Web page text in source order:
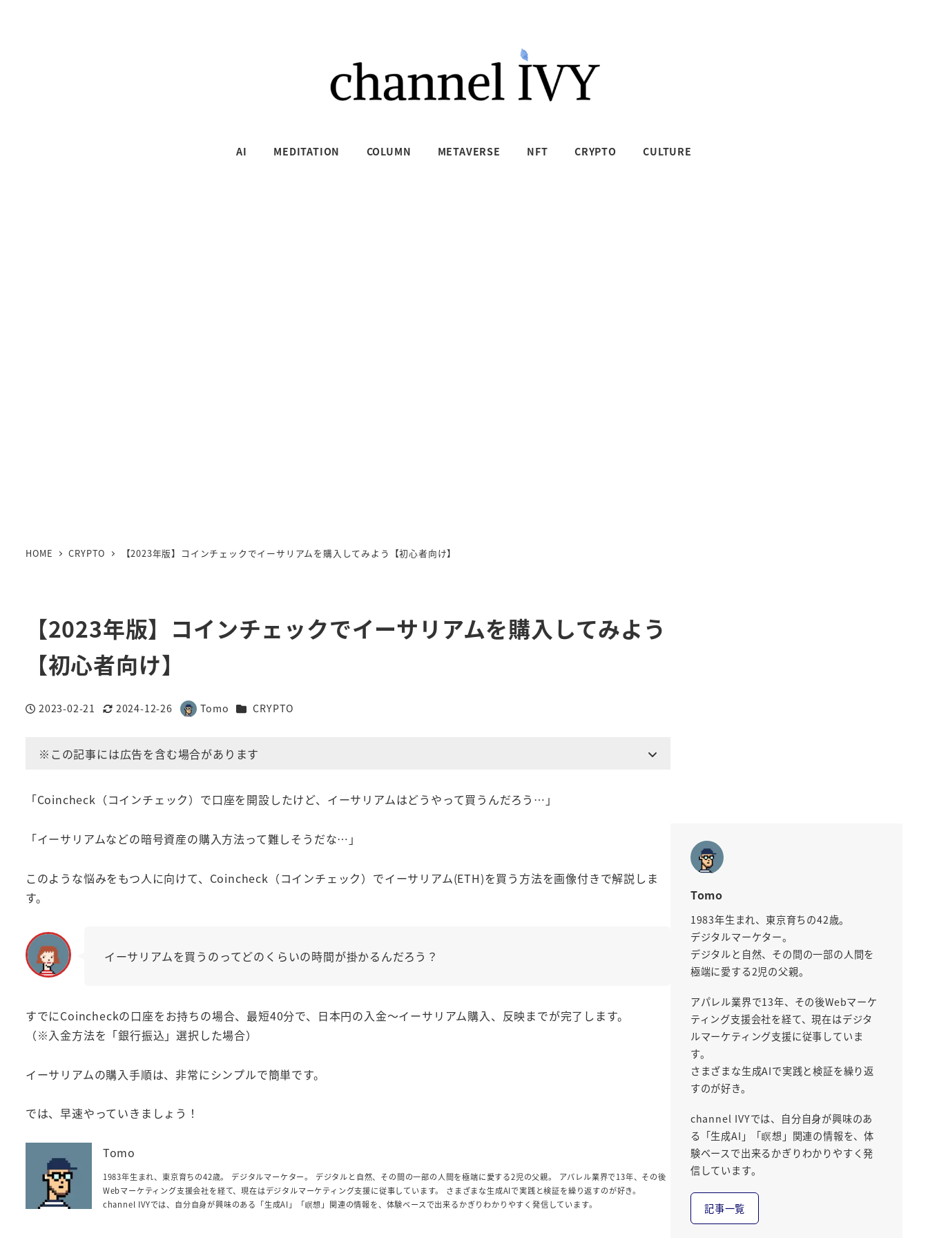
AI MEDITATION COLUMN METAVERSE NFT CRYPTO CULTURE
HOME CRYPTO 【2023年版】コインチェックでイーサリアムを購入してみよう【初心者向け】
【2023年版】コインチェックでイーサリアムを購入してみよう
【初心者向け】
投稿日
2023-02-21
更新日
2024-12-26
著
Tomo カテゴリー
CRYPTO
※この記事には広告を含む場合があります
「Coincheck（コインチェック）で口座を開設したけど、イーサリアムはどうやって買うんだろう…」
「イーサリアムなどの暗号資産の購入方法って難しそうだな…」
このような悩みをもつ人に向けて、Coincheck（コインチェック）でイーサリアム(ETH)を買う方法を画像付きで解説しま
す。
イーサリアムを買うのってどのくらいの時間が掛かるんだろう？
すでにCoincheckの口座をお持ちの場合、最短40分で、日本円の入金～イーサリアム購入、反映までが完了します。
（※入金方法を「銀行振込」選択した場合）
イーサリアムの購入手順は、非常にシンプルで簡単です。
では、早速やっていきましょう！
Tomo
1983年生まれ、東京育ちの42歳。 デジタルマーケター。 デジタルと自然、その間の一部の人間を極端に愛する2児の父親。 アパレル業界で13年、その後
Webマーケティング支援会社を経て、現在はデジタルマーケティング支援に従事しています。 さまざまな生成AIで実践と検証を繰り返すのが好き。
channel IVYでは、自分自身が興味のある「生成AI」「瞑想」関連の情報を、体験ベースで出来るかぎりわかりやすく発信しています。
Tomo
1983年生まれ、東京育ちの42歳。
デジタルマーケター。
デジタルと自然、その間の一部の人間を
極端に愛する2児の父親。
アパレル業界で13年、その後Webマーケ
ティング支援会社を経て、現在はデジタ
ルマーケティング支援に従事していま
す。
さまざまな生成AIで実践と検証を繰り返
すのが好き。
channel IVYでは、自分自身が興味のあ
る「生成AI」「瞑想」関連の情報を、体
験ベースで出来るかぎりわかりやすく発
信しています。
記事一覧